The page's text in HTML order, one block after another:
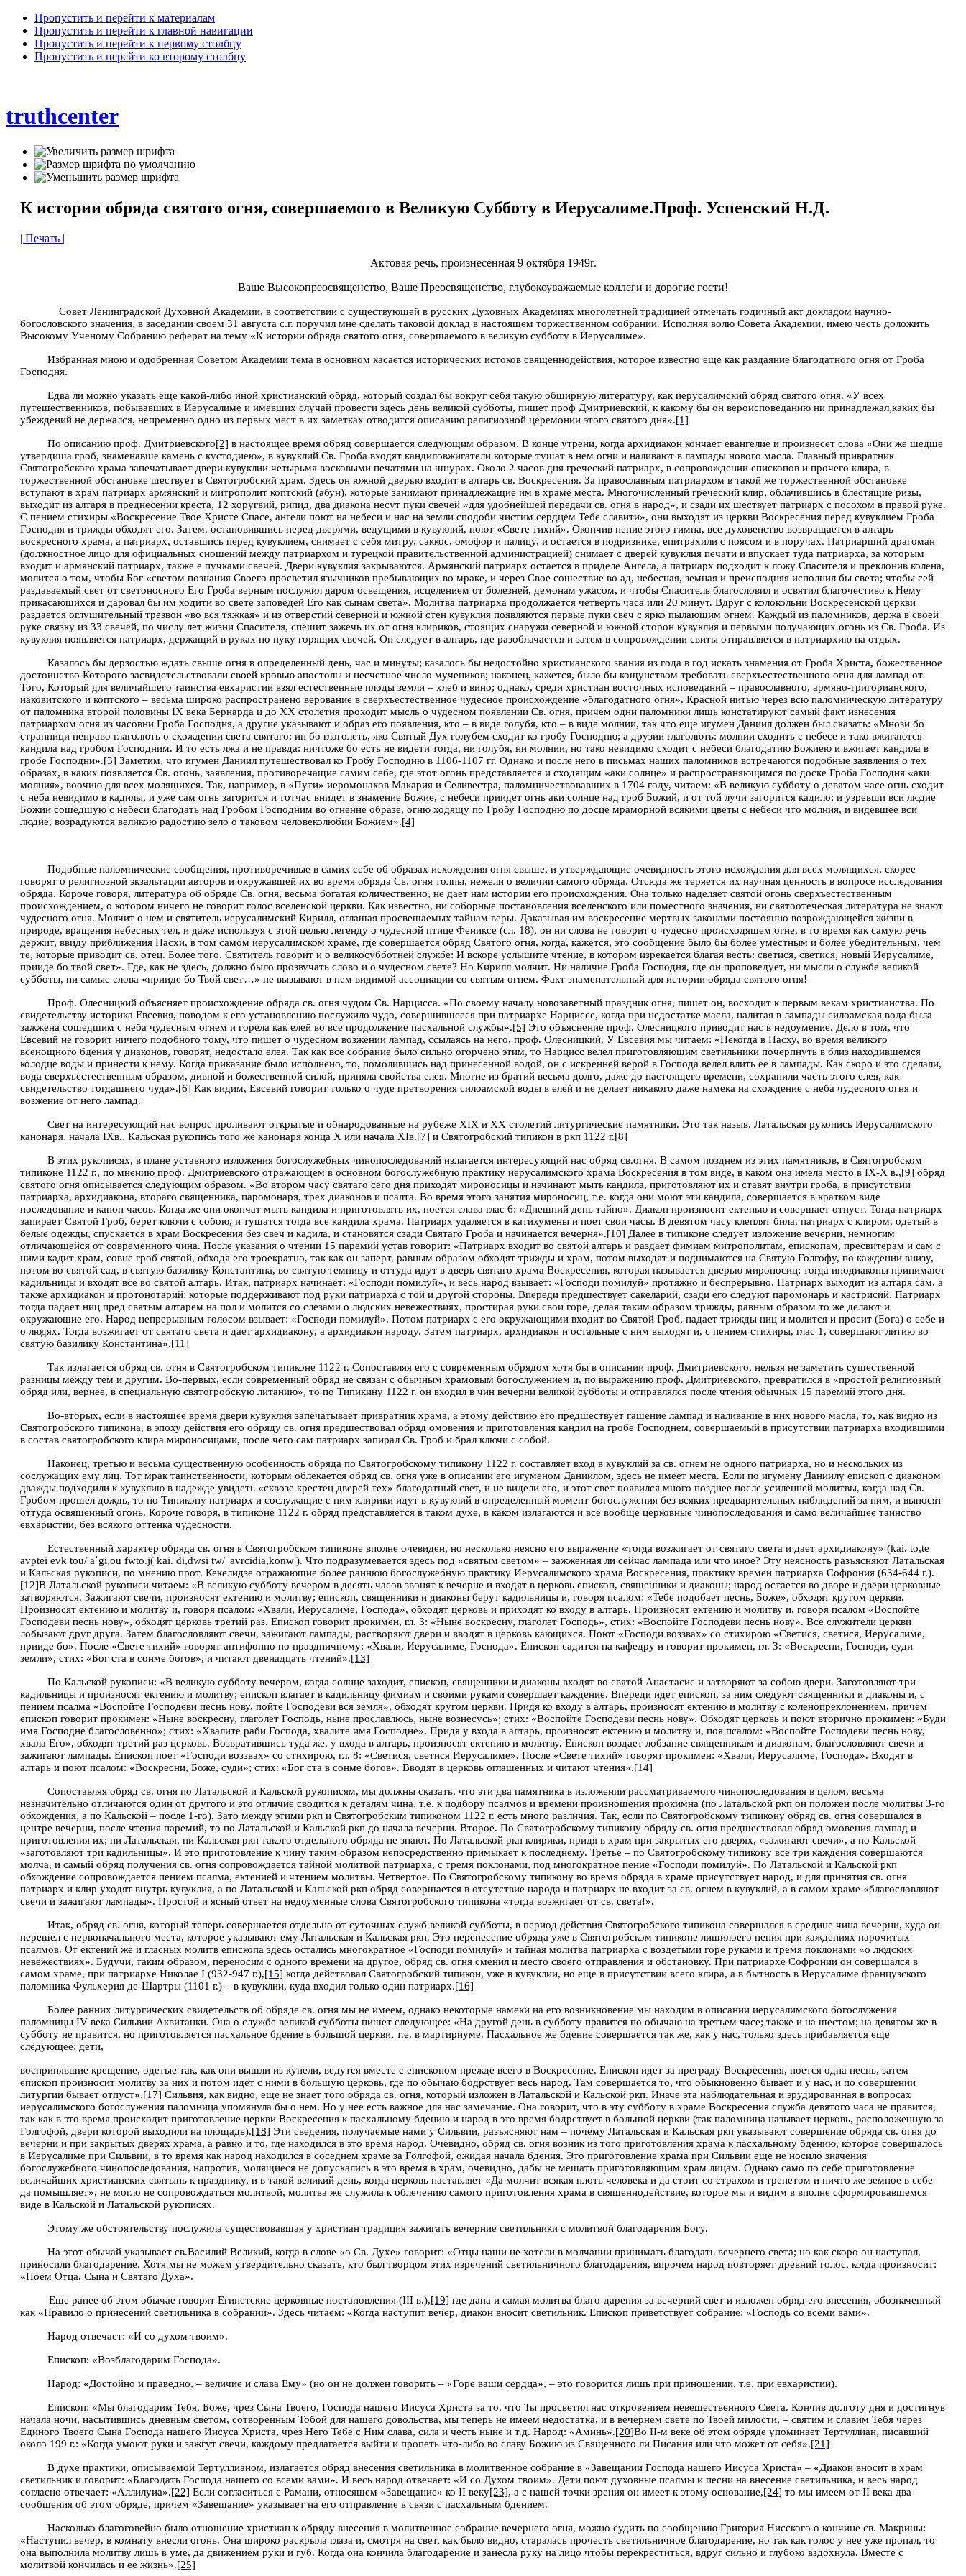
Пропустить и перейти к материалам
Пропустить и перейти к главной навигации
Пропустить и перейти к первому столбцу
Пропустить и перейти ко второму столбцу
truthcenter
К истории обряда святого огня, совершаемого в Великую Субботу в Иерусалиме.Проф. Успенский Н.Д.
| Печать |
Актовая речь, произнесенная 9 октября 1949г.
Ваше Высокопреосвященство, Ваше Преосвященство, глубокоуважаемые коллеги и дорогие гости!
Совет Ленинградской Духовной Академии, в соответствии с существующей в русских Духовных Академиях многолетней традицией отмечать годичный акт докладом научно-
богословского значения, в заседании своем 31 августа с.г. поручил мне сделать таковой доклад в настоящем торжественном собрании. Исполняя волю Совета Академии, имею честь доложить
Высокому Ученому Собранию реферат на тему «К истории обряда святого огня, совершаемого в великую субботу в Иерусалиме».
Избранная мною и одобренная Советом Академии тема в основном касается исторических истоков священнодействия, которое известно еще как раздаяние благодатного огня от Гроба
Господня.
Едва ли можно указать еще какой-либо иной христианский обряд, который создал бы вокруг себя такую обширную литературу, как иерусалимский обряд святого огня. «У всех
путешественников, побывавших в Иерусалиме и имевших случай провести здесь день великой субботы, пишет проф Дмитриевский, к какому бы он вероисповеданию ни принадлежал,каких бы
убеждений не держался, непременно одно из первых мест в их заметках отводится описанию религиозной церемонии этого святого дня».[1]
По описанию проф. Дмитриевского[2] в настоящее время обряд совершается следующим образом. В конце утрени, когда архидиакон кончает евангелие и произнесет слова «Они же шедше
утвердиша гроб, знаменавше камень с кустодиею», в кувуклий Св. Гроба входят кандиловжигатели которые тушат в нем огни и наливают в лампады нового масла. Главный привратник
Святогробского храма запечатывает двери кувуклии четырьмя восковыми печатями на шнурах. Около 2 часов дня греческий патриарх, в сопровождении епископов и прочего клира, в
торжественной обстановке шествует в Святогробский храм. Здесь он южной дверью входит в алтарь св. Воскресения. За православным патриархом в такой же торжественной обстановке
вступают в храм патриарх армянский и митрополит коптский (абун), которые занимают принадлежащие им в храме места. Многочисленный греческий клир, облачившись в блестящие ризы,
выходит из алтаря в преднесении креста, 12 хоругвий, рипид, два диакона несут пуки свечей «для удобнейшей передачи св. огня в народ», и сзади их шествует патриарх с посохом в правой руке.
С пением стихиры «Воскресение Твое Христе Спасе, ангели поют на небеси и нас на земли сподоби чистим сердцем Тебе славити», они выходят из церкви Воскресения перед кувуклием Гроба
Господня и трижды обходят его. Затем, остановившись перед дверями, ведущими в кувуклий, поют «Свете тихий». Окончив пение этого гимна, все духовенство возвращается в алтарь
воскресного храма, а патриарх, оставшись перед кувуклием, снимает с себя митру, саккос, омофор и палицу, и остается в подризнике, епитрахили с поясом и в поручах. Патриарший драгоман
(должностное лицо для официальных сношений между патриархом и турецкой правительственной администрацией) снимает с дверей кувуклия печати и впускает туда патриарха, за которым
входит и армянский патриарх, также е пучками свечей. Двери кувуклия закрываются. Армянский патриарх остается в приделе Ангела, а патриарх подходит к ложу Спасителя и преклонив колена,
молится о том, чтобы Бог «светом познания Своего просветил язычников пребывающих во мраке, и через Свое сошествие во ад, небесная, земная и преисподняя исполнил бы света; чтобы сей
раздаваемый свет от светоносного Его Гроба верным послужил даром освещения, исцелением oт болезней, демонам ужасом, и чтобы Спаситель благословил и освятил благочестиво к Нему
прикасающихся и даровал бы им ходити во свете заповедей Его как сынам света». Молитва патриарха продолжается четверть часа или 20 минут. Вдруг с колокольни Воскресенской церкви
раздается оглушительный трезвон «во вся тяжкая» и из отверстий северной и южной стен кувуклия появляются первые пуки свеч с ярко пылающим огнем. Каждый из паломников, держа в своей
руке связку из 33 свечей, по числу лет жизни Спасителя, спешит зажечь их от огня клириков, стоящих снаружи северной и южной сторон кувуклия и первыми получающих огонь из Св. Гроба. Из
кувуклия появляется патриарх, держащий в руках по пукyгорящих свечей. Он следует в алтарь, где разоблачается и затем в сопровождении свиты отправляется в патриархию на отдых.
Казалось бы дерзостью ждать свыше огня в определенный день, час и минуты; казалось бы недостойно христианского звания из года в год искать знамения от Гроба Христа, божественное
достоинство Которого засвидетельствовали своей кровью апостолы и несчетное число мучеников; наконец, кажется, было бы кощунством требовать сверхъестественного огня для лампад от
Того, Который для величайшего таинства евхаристии взял естественные плоды земли – хлеб и вино; однако, среди христиан восточных исповеданий – православного, армяно-григорианского,
иаковитского и коптского – весьма широко распространено верование в сверхъестественное чудесное происхождение «благодатного огня». Красной нитью через всю паломническую литературу
от паломника второй половины IX века Бернарда и до XX столетия проходит мысль о чудесном появлении Св. огня, причем одни паломники лишь констатируют самый факт изнесения
патриархом огня из часовни Гроба Господня, а другие указывают и образ его появления, кто – в виде голубя, кто – в виде молнии, так что еще игумен Даниил должен был сказать: «Мнози бо
странници неправо глаголють о схождении света святаго; ин бо глаголеть, яко Святый Дух голубем сходит ко гробу Господню; а друзии глаголють: молнии сходить с небесе и тако вжигаются
кандила над гробом Господним. И то есть лжа и не правда: ничтоже бо есть не видети тогда, ни голубя, ни молнии, но тако невидимо сходит с небеси благодатию Божиею и вжигает кандила в
гробе Господни».[3] Заметим, что игумен Даниил путешествовал ко Гробу Господню в 1106-1107 гг. Однако и после него в письмах наших паломников встречаются подобные заявления о тех
образах, в каких появляется Св. огонь, заявления, противоречащие самим сeбe, где этот огонь представляется и сходящим «аки солнце» и распространяющимся по доске Гроба Господня «аки
молния», воочию для всех молящихся. Так, например, в «Пути» иеромонахов Макария и Селивестра, паломничествовавших в 1704 году, читаем: «В великую субботу о девятом часе огнь сходит
с неба невидимо в кадилы, и уже сам огнь загорится и тотчас внидет в знамение Божие, с небеси приидет огнь аки солнце над гроб Божий, и от той лучи загорится кадило; и узревши вси людие
Божии сошедшую с небеси благодать над Гробом Господним во огненне образе, огню ходящу по Гробу Господню по досце мраморной всякими цветы с небеси что молния, и видевшее вси
людие, возрадуются великою радостию зело о таковом человеколюбии Божием».[4]
Подобные паломнические сообщения, противоречивые в самих себе об образах исхождения огня свыше, и утверждающие очевидность этого исхождения для всех молящихся, скорее
говорят о религиозной экзальтации авторов и окружавшей их во время обряда Св. огня толпы, нежели о величии самого обряда. Отсюда же теряется их научная ценность в вопросе исследования
обряда. Короче говоря, литература об обряде Св. огня, весьма богатая количественно, не дает нам истории его происхождения. Она только наделяет святой огонь сверхъестественным
происхождением, о котором ничего не говорит голос вселенской церкви. Как известно, ни соборные постановления вселенского или поместного значения, ни святоотеческая литература не знают
чудесного огня. Молчит о нем и святитель иерусалимский Кирилл, оглашая просвещаемых тайнам веры. Доказывая им воскресение мертвых законами постоянно возрождающейся жизни в
природе, вращения небесных тел, и даже используя с этой целью легенду о чудесной птице Фениксе (сл. 18), он ни слова не говорит о чудесно происходящем огне, в то время как самую речь
держит, ввиду приближения Пасхи, в том самом иерусалимском храме, где совершается обряд Святого огня, когда, кажется, это сообщение было бы более уместным и более убедительным, чем
те, которые приводит св. отец. Более того. Святитель говорит и о великосубботней службе: И вскоре услышите чтение, в котором изрекается благая весть: светися, светися, новый Иерусалиме,
прииде бо твой свет». Где, как не здесь, должно было прозвучать слово и о чудесном свете? Но Кирилл молчит. Ни наличие Гроба Господня, где он проповедует, ни мысли о службе великой
субботы, ни самые слова «прииде бо Твой свет…» не вызывают в нем видимой ассоциации со святым огнем. Факт знаменательный для истории обряда святого огня!
Проф. Олесницкий объясняет происхождение обряда св. огня чудом Св. Нарцисса. «По своему началу новозаветный праздник огня, пишет он, восходит к первым векам христианства. По
свидетельству историка Евсевия, поводом к его установлению послужило чудо, совершившееся при патриархе Нарциссе, когда при недостатке масла, налитая в лампады силоамская вода была
зажжена сошедшим с неба чудесным огнем и горела как елей во все продолжение пасхальной службы».[5] Это объяснение проф. Олесницкого приводит нас в недоумение. Дело в том, что
Евсевий не говорит ничего подобного тому, что пишет о чудесном возжении лампад, ссылаясь на него, проф. Олесницкий. У Евсевия мы читаем: «Некогда в Пасху, во время великого
всенощного бдения у диаконов, говорят, недостало елея. Так как все собрание было сильно огорчено этим, то Нарцисс велел приготовляющим светильники почерпнуть в близ находившемся
колодце воды и принести к нему. Когда приказание было исполнено, то, помолившись над принесенной водой, он с искренней верой в Господа велел влить ее в лампады. Как скоро и это сделали,
вода сверхъестественным образом, дивной и божественной силой, приняла свойства елея. Многие из братий весьма долго, даже до настоящего времени, сохранили часть этого елея, как
свидетельство тогдашнего чуда».[6] Как видим, Евсевий говорит только о чуде претворения силоамской воды в елей и не делает никакого даже намека на схождение с неба чудесного огня и
возжение от него лампад.
Свет на интересующий нас вопрос проливают открытые и обнародованные на рубеже XIX и XX столетий литургические памятники. Это так назыв. Латальская рукопись Иерусалимского
канонаря, начала IХв., Кальская рукопись того же канонаря конца X или начала ХIв.[7] и Святогробский типикон в ркп 1122 г.[8]
В этих рукописях, в плане уставного изложения богослужебных чинопоследований излагается интересующий нас обряд св.огня. В самом позднем из этих памятников, в Святогробском
типиконе 1122 г., по мнению проф. Дмитриевского отражающем в основном богослужебную практику иерусалимского храма Воскресения в том виде, в каком она имела место в IХ-Х в.,[9] обряд
святого огня описывается следующим образом. «Во втором часу святаго сего дня приходят мироносицы и начинают мыть кандила, приготовляют их и ставят внутри гроба, в присутствии
патриарха, архидиакона, втораго священника, паромонаря, трех диаконов и псалта. Во время этого занятия мироносиц, т.е. когда они моют эти кандила, совершается в кратком виде
последование и канон часов. Когда же они окончат мыть кандила и приготовлять их, поется слава глас 6: «Днешний день тайно». Диакон произносит ектенью и совершает отпуст. Тогда патриарх
запирает Святой Гроб, берет ключи с собою, и тушатся тогда все кандила храма. Патриарх удаляется в катихумены и поет свои часы. В девятом часу клеплят била, патриарх с клиром, одетый в
белые одежды, спускается в храм Воскресения без свеч и кадила, и становятся сзади Святаго Гроба и начинается вечерня».[10] Далее в типиконе следует изложение вечерни, немногим
отличающейся от современного чина. После указания о чтении 15 паремий устав говорит: «Патриарх входит во святой алтарь и раздает фимиам митрополитам, епископам, пресвитерам и сам с
ними кадит храм, совне гроб святой, обходя его троекратно, так как он заперт, равным образом обходят трижды и храм, потом выходят и поднимаются на Святую Голгофу, по каждении внизу,
потом во святой сад, в святую базилику Константина, во святую темницу и оттуда идут в дверь святаго храма Воскресения, которая называется дверью мироносиц; тогда иподиаконы принимают
кадильницы и входят все во святой алтарь. Итак, патриарх начинает: «Господи помилуй», и весь народ взывает: «Господи помилуй» протяжно и беспрерывно. Патриарх выходит из алтаря сам, а
также архидиакон и протонотарий: которые поддерживают под руки патриарха с той и другой стороны. Впереди предшествует сакеларий, сзади его следуют паромонарь и кастрисий. Патриарх
тогда падает ниц пред святым алтарем на пол и молится со слезами о людских невежествиях, простирая руки свои горе, делая таким образом трижды, равным образом то же делают и
окружающие его. Народ непрерывным голосом взывает: «Господи помилуй». Потом патриарх с его окружающими входит во Святой Гроб, падает трижды ниц и молится и просит (Бога) о себе и
о людях. Тогда возжигает от святаго света и дает архидиакону, а архидиакон народу. Затем патриарх, архидиакон и остальные с ним выходят и, с пением стихиры, глас 1, совершают литию во
святую базилику Константина».[11]
Так излагается обряд св. огня в Святогробском типиконе 1122 г. Сопоставляя его с современным обрядом хотя бы в описании проф. Дмитриевского, нельзя не заметить существенной
разницы между тем и другим. Во-первых, если современный обряд не связан с обычным храмовым богослужением и, по выражению проф. Дмитриевского, превратился в «простой религиозный
обряд или, вернее, в специальную святогробскую литанию», то по Типикину 1122 г. он входил в чин вечерни великой субботы и отправлялся после чтения обычных 15 паремий этого дня.
Во-вторых, если в настоящее время двери кувуклия запечатывает привратник храма, а этому действию его предшествует гашение лампад и наливание в них нового масла, то, как видно из
Святогробского типикона, в эпоху действия его обряду св. огня предшествовал обряд омовения и приготовления кандил на гробе Господнем, совершаемый в присутствии патриарха входившими
в состав святогробского клира мироносицами, после чего сам патриарх запирал Св. Гроб и брал ключи с собой.
Наконец, третью и весьма существенную особенность обряда по Святогробскому типикону 1122 г. составляет вход в кувуклий за св. огнем не одного патриарха, но и нескольких из
сослужащих ему лиц. Тот мрак таинственности, которым облекается обряд св. огня уже в описании его игуменом Даниилом, здесь не имеет места. Если по игумену Даниилу епископ с диаконом
дважды подходили к кувуклию в надежде увидеть «сквозе крестец дверей тех» благодатный свет, и не видели его, и этот свет появился много позднее после усиленней молитвы, когда над Св.
Гробом прошел дождь, то по Типикону патриарх и сослужащие с ним клирики идут в кувуклий в определенный момент богослужения без всяких предварительных наблюдений за ним, и выносят
оттуда освященный огонь. Короче говоря, в типиконе 1122 г. обряд представляется в таком духе, в каком излагаются и все вообще церковные чинопоследования и само величайшее таинство
евхаристии, без всякого оттенка чудесности.
Естественный характер обряда св. огня в Святогробском типиконе вполне очевиден, но несколько неясно его выражение «тогда возжигает от святаго света и дает архидиакону» (kai. to,te
avptei evk tou/ a`gi,ou fwto.j( kai. di,dwsi tw/| avrcidia,konw|). Что подразумевается здесь под «святым светом» – зажженная ли сейчас лампада или что иное? Эту неясность разъясняют Латальская
и Кальская рукописи, по мнению прот. Кекелидзе отражающие более раннюю богослужебную практику Иерусалимского храма Воскресения, практику времен патриарха Софрония (634-644 г.).
[12]В Латальской рукописи читаем: «В великую субботу вечером в десять часов звонят к вечерне и входят в церковь епископ, священники и диаконы; народ остается во дворе и двери церковные
затворяются. Зажигают свечи, произносят ектению и молитву; епископ, священники и диаконы берут кадильницы и, говоря псалом: «Тебе подобает песнь, Боже», обходят кругом церкви.
Произносят ектению и молитву и, говоря псалом: «Хвали, Иерусалиме, Господа», обходят церковь и приходят ко входу в алтарь. Произносят ектению и молитву и, говоря псалом «Воспойте
Господеви песнь нову», обходят церковь третий раз. Епископ говорит прокимен, гл. 3: «Ныне воскресну, глаголет Господь», стих: «Воспойте Господеви песнь нову». Все служители церкви
лобызают друг друга. Затем благословляют свечи, зажигают лампады, растворяют двери и вводят в церковь кающихся. Поют «Господи воззвах» со стихирою «Светися, светися, Иерусалиме,
прииде бо». После «Свете тихий» говорят антифонно по праздничному: «Хвали, Иерусалиме, Господа». Епископ садится на кафедру и говорит прокимен, гл. З: «Воскресни, Господи, суди
земли», стих: «Бог ста в сонме богов», и читают двенадцать чтений».[13]
По Кальской рукописи: «В великую субботу вечером, когда солнце заходит, епископ, священники и диаконы входят во святой Анастасис и затворяют за собою двери. Заготовляют три
кадильницы и произносят ектению и молитву; епископ влагает в кадильницу фимиам и своими руками совершает каждение. Впереди идет епископ, за ним следуют священники и диаконы и, с
пением псалма «Воспойте Господеви песнь нову, пойте Господеви вся земля», обходят кругом церкви. Придя ко входу в алтарь, произносят ектению и молитву с коленопреклонением, причем
епископ говорит прокимен: «Ныне воскресну, глаголет Господь, ныне прославлюсь, ныне вознесусь»; стих: «Воспойте Господеви песнь нову». Обходят церковь и поют вторично прокимен: «Буди
имя Господне благословенно»; стих: «Хвалите раби Господа, хвалите имя Господне». Придя у входа в алтарь, произносят ектению и молитву и, поя псалом: «Воспойте Господеви песнь нову,
хвала Его», обходят третий раз церковь. Возвратившись туда же, у входа в алтарь, произносят ектению и молитву. Епископ воздает лобзание священникам и диаконам, благословляют свечи и
зажигают лампады. Епископ поет «Господи воззвах» со стихирою, гл. 8: «Светися, светися Иерусалиме». После «Свете тихий» говорят прокимен: «Хвали, Иерусалиме, Господа». Входят в
алтарь и поют псалом: «Воскресни, Боже, суди»; стих: «Бог ста в сонме богов». Вводят в церковь оглашенных и читают чтения».[14]
Сопоставляя обряд св. огня по Латальской и Кальской рукописям, мы должны сказать, что эти два памятника в изложении рассматриваемого чинопоследования в целом, весьма
незначительно отличаются один от другого и это отличие сводится к деталям чина, т.е. к подбору псалмов и времени произношения прокимна (по Латальской ркп он положен после молитвы 3-го
обхождения, а по Кальской – после 1-го). Зато между этими ркп и Святогробским типиконом 1122 г. есть много различия. Так, если по Святогробскому типикону обряд св. огня совершался в
центре вечерни, после чтения паремий, то по Латальской и Кальской ркп до начала вечерни. Второе. По Святогробскому типикону обряду св. огня предшествовал обряд омовения лампад и
приготовления их; ни Латальская, ни Кальская ркп такого отдельного обряда не знают. По Латальской ркп клирики, придя в храм при закрытых его дверях, «зажигают свечи», а по Кальской
«заготовляют три кадильницы». И это приготовление к чину таким образом непосредственно примыкает к последнему. Третье – по Святогробскому типикону все три каждения совершаются
молча, и самый обряд получения св. огня сопровождается тайной молитвой патриарха, с тремя поклонами, под многократное пение «Господи помилуй». По Латальской и Кальской ркп
обхождение сопровождается пением псалма, ектенией и чтением молитвы. Четвертое. По Святогробскому типикону во время обряда в храме присутствует народ, и для принятия св. огня
патриарх и клир уходят внутрь кувуклия, а по Латальской и Кальской ркп обряд совершается в отсутствие народа и патриарх не входит за св. огнем в кувуклий, а в самом храме «благословляют
свечи и зажигают лампады». Простой и ясный ответ на недоуменные слова Святогробского типикона «тогда возжигает от св. света!».
Итак, обряд св. огня, который теперь совершается отдельно от суточных служб великой субботы, в период действия Святогробского типикона совершался в средине чина вечерни, куда он
перешел с первоначального места, которое указывают ему Латальская и Кальская ркп. Это перенесение обряда уже в Святогробском типиконе лишилоего пения при каждениях нарочитых
псалмов. От ектений же и гласных молитв епископа здесь остались многократное «Господи помилуй» и тайная молитва патриарха с воздетыми горе руками и тремя поклонами «о людских
невежествиях». Будучи, таким образом, переносим с одного времени на другое, обряд св. огня сменил и место своего отправления и обстановку. При патриархе Софронии он совершался в
самом храме, при патриархе Николае I (932-947 г.),[15] когда действовал Святогробский типикон, уже в кувуклии, но еще в присутствии всего клира, а в бытность в Иерусалиме французского
паломника Фульхерия де-Шартры (1101 г.) – в кувуклии, куда входил только один патриарх.[16]
Более ранних литургических свидетельств об обряде св. огня мы не имеем, однако некоторые намеки на его возникновение мы находим в описании иерусалимского богослужения
паломницы IVвека Сильвии Аквитанки. Она о службе великой субботы пишет следующее: «На другой день в субботу правится по обычаю на третьем часе; также и на шестом; на девятом же в
субботу не правится, но приготовляется пасхальное бдение в большой церкви, т.е. в мартириуме. Пасхальное же бдение совершается так же, как у нас, только здесь прибавляется еще
следующее: дети,
воспринявшие крещение, одетые так, как они вышли из купели, ведутся вместе с епископом прежде всего в Воскресение. Епископ идет за преграду Воскресения, поется одна песнь, затем
епископ произносит молитву за них и потом идет с ними в большую церковь, где по обычаю бодрствует весь народ. Там совершается то, что обыкновенно бывает и у нас, и по совершении
литургии бывает отпуст».[17] Сильвия, как видно, еще не знает того обряда св. огня, который изложен в Латальской и Кальской ркп. Иначе эта наблюдательная и эрудированная в вопросах
иерусалимского богослужения паломница упомянула бы о нем. Но у нее есть важное для нас замечание. Она говорит, что в эту субботу в храме Воскресения служба девятого часа не правится,
так как в это время происходит приготовление церкви Воскресения к пасхальному бдению и народ в это время бодрствует в большой церкви (так паломница называет церковь, расположенную за
Голгофой, двери которой выходили на площадь).[18] Эти сведения, получаемые нами у Сильвии, разъясняют нам – почему Латальская и Кальская ркп указывают совершение обряда св. огня до
вечерни и при закрытых дверях храма, а равно и то, где находился в это время народ. Очевидно, обряд св. огня возник из того приготовления храма к пасхальному бдению, которое совершалось
в Иерусалиме при Сильвии, в то время как народ находился в соседнем храме за Голгофой, ожидая начала бдения. Это приготовление храма при Сильвии еще не носило значения
богослужебного чинопоследования, напротив, молящиеся не допускались в это время в храм, очевидно, дабы не мешать приготовляющим храм лицам. Однако само по себе приготовление
величайших христианских святынь к празднику, и в такой великий день, когда церковь наставляет «Да молчит всякая плоть человека и да стоит со страхом и трепетом и ничто же земное в себе
да помышляет», не могло не сопровождаться молитвой, молитва же служила к облечению самого приготовления храма в священнодействие, которое мы и видим в вполне сформировавшемся
виде в Кальской и Латальской рукописях.
Этому же обстоятельству послужила существовавшая у христиан традиция зажигать вечерние светильники с молитвой благодарения Богу.
На этот обычай указывает св.Василий Великий, когда в слове «о Св. Духе» говорит: «Отцы наши не хотели в молчании принимать благодать вечернего света; но как скоро он наступал,
приносили благодарение. Хотя мы не можем утвердительно сказать, кто был творцом этих изречений светильничного благодарения, впрочем народ повторяет древний голос, когда произносит:
«Поем Отца, Сына и Святаго Духа».
Еще ранее об этом обычае говорят Египетские церковные постановления (III в.),[19] где дана и самая молитва благо-дарения за вечерний свет и изложен обряд его внесения, обозначенный
как «Правило о принесений светильника в собрании». Здесь читаем: «Когда наступит вечер, диакон вносит светильник. Епископ приветствует собрание: «Господь со всеми вами».
Народ отвечает: «И со духом твоим».
Епископ: «Возблагодарим Господа».
Народ: «Достойно и праведно, – величие и слава Ему» (но он не должен говорить – «Горе ваши сердца», – это говорится лишь при приношении, т.е. при евхаристии).
Епископ: «Мы благодарим Тебя, Боже, чрез Сына Твоего, Господа нашего Иисуса Христа за то, что Ты просветил нас откровением невещественного Света. Кончив долготу дня и достигнув
начала ночи, насытившись дневным светом, сотворенным Тобой для нашего довольства, мы теперь не имеем недостатка, и в вечернем свете по Твоей милости, – святим и славим Тебя через
Единого Твоего Сына Господа нашего Иисуса Христа, чрез Него Тебе с Ним слава, сила и честь ныне и т.д. Народ: «Аминь».[20]Во II-м веке об этом обряде упоминает Тертуллиан, писавший
около 199 г.: «Когда умоют руки и зажгут свечи, каждому предлагается выйти и пропеть что-либо во славу Божию из Священного ли Писания или что может от себя».[21]
В духе практики, описываемой Тертуллианом, излагается обряд внесения светильника в молитвенное собрание в «Завещании Господа нашего Иисуса Христа» – «Диакон вносит в храм
светильник и говорит: «Благодать Господа нашего со всеми вами». И весь народ отвечает: «И со Духом твоим». Дети поют духовные псалмы и песни на внесение светильника, и весь народ
согласно отвечает: «Аллилуиа».[22] Если согласиться с Рамани, относящем «Завещание» ко IIвеку[23], а с нашей точки зрения он имеет к этому основание,[24] то мы имеем от IIвека два
сообщения об этом обряде, причем «Завещание» указывает на его отправление в связи с пасхальным бдением.
Насколько благоговейно было отношение христиан к обряду внесения в молитвенное собрание вечернего огня, можно судить по сообщению Григория Нисского о кончине св. Макрины:
«Наступил вечер, в комнату внесли огонь. Она широко раскрыла глаза и, смотря на свет, как было видно, старалась прочесть светильничное благодарение, но так как голос у нее уже пропал, то
она выполнила молитву лишь в уме, да движением руки и губ. Когда она кончила благодарение и занесла руку на лицо чтобы перекреститься, вдруг сильно и глубоко вздохнула. Вместе с
молитвой кончилась и ее жизнь».[25]